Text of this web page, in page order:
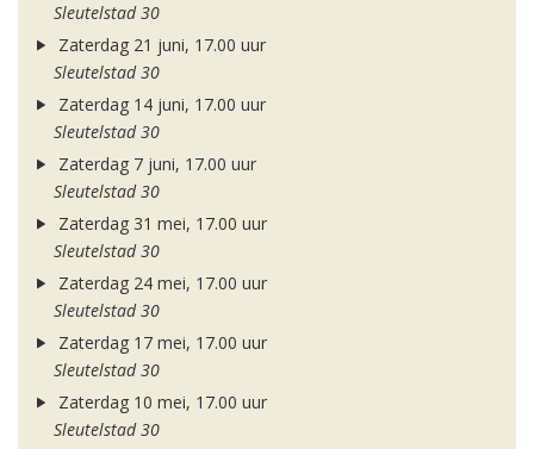
Sleutelstad 30
Zaterdag 21 juni, 17.00 uur
Sleutelstad 30
Zaterdag 14 juni, 17.00 uur
Sleutelstad 30
Zaterdag 7 juni, 17.00 uur
Sleutelstad 30
Zaterdag 31 mei, 17.00 uur
Sleutelstad 30
Zaterdag 24 mei, 17.00 uur
Sleutelstad 30
Zaterdag 17 mei, 17.00 uur
Sleutelstad 30
Zaterdag 10 mei, 17.00 uur
Sleutelstad 30